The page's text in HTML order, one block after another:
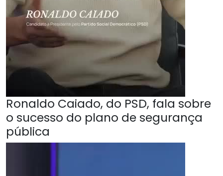
Ronaldo Caiado, do PSD, fala sobre
o sucesso do plano de segurança
pública